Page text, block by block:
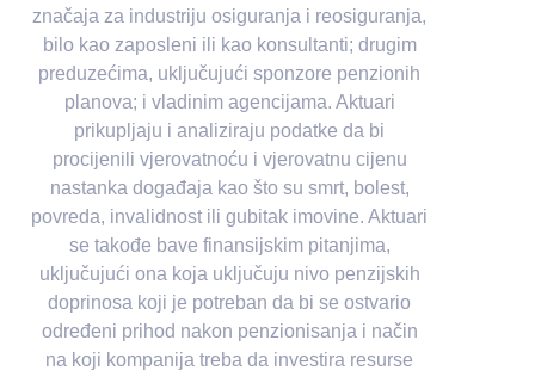
značaja za industriju osiguranja i reosiguranja,
bilo kao zaposleni ili kao konsultanti; drugim
preduzećima, uključujući sponzore penzionih
planova; i vladinim agencijama. Aktuari
prikupljaju i analiziraju podatke da bi
procijenili vjerovatnoću i vjerovatnu cijenu
nastanka događaja kao što su smrt, bolest,
povreda, invalidnost ili gubitak imovine. Aktuari
se takođe bave finansijskim pitanjima,
uključujući ona koja uključuju nivo penzijskih
doprinosa koji je potreban da bi se ostvario
određeni prihod nakon penzionisanja i način
na koji kompanija treba da investira resurse